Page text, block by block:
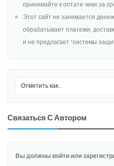
принимайте к оптате чеки за
Этот сайт не занимается
обрабатывает платежи,
и не предлагает "системы
Отметить как...
Связаться С Автором
Вы должны войти или